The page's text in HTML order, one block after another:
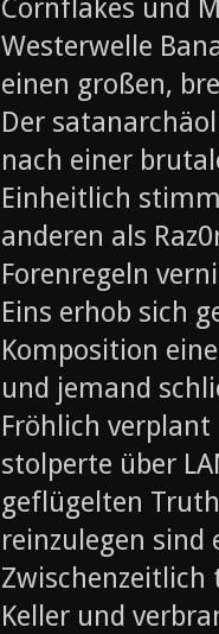
Cornflakes und
Westerwelle
einen großen,
Der
nach einer
Einheitlich
anderen als
Forenregeln
Eins erhob sich
Komposition
und jemand
Fröhlich
stolperte über
geflügelten
reinzulegen sind
Zwischenzeitlich
Keller und